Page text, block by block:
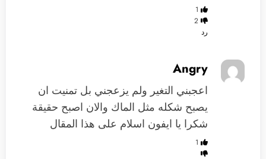
1
2
رد
Angry
اعجبني التغير ولم يزعجني بل تمنيت ان
يصبح شكله مثل الماك والان اصبح حقيقة
شكرا يا ايفون اسلام على هذا المقال
1